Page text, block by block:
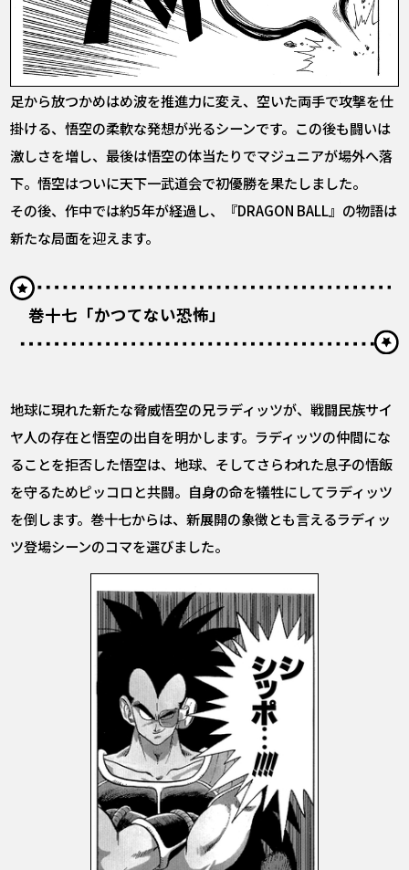
足から放つかめはめ波を推進力に変え、空いた両手で攻撃を仕
掛ける、悟空の柔軟な発想が光るシーンです。この後も闘いは
激しさを増し、最後は悟空の体当たりでマジュニアが場外へ落
下。悟空はついに天下一武道会で初優勝を果たしました。
その後、作中では約5年が経過し、『DRAGON BALL』の物語は
新たな局面を迎えます。
巻十七「かつてない恐怖」
地球に現れた新たな脅威――悟空の兄ラディッツが、戦闘民族サイ
ヤ人の存在と悟空の出自を明かします。ラディッツの仲間にな
ることを拒否した悟空は、地球、そしてさらわれた息子の悟飯
を守るためピッコロと共闘。自身の命を犠牲にしてラディッツ
を倒します。巻十七からは、新展開の象徴とも言えるラディッ
ツ登場シーンのコマを選びました。